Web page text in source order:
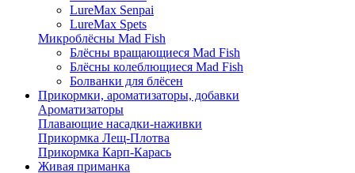
LureMax Senpai
LureMax Spets
Микроблёсны Mad Fish
Блёсны вращающиеся Mad Fish
Блёсны колеблющиеся Mad Fish
Болванки для блёсен
Прикормки, ароматизаторы, добавки
Ароматизаторы
Плавающие насадки-наживки
Прикормка Лещ-Плотва
Прикормка Карп-Карась
Живая приманка